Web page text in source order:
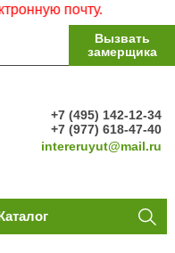
почту.
Вызвать
замерщика
+7 (495) 142-12-34
+7 (977) 618-47-40
intereruyut@mail.ru